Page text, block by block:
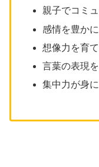
親子でコミ
感情を豊か
想像力を育
言葉の表現
集中力が身に